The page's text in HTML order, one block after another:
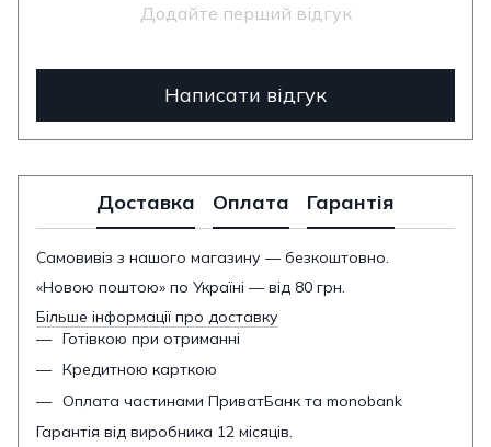
Додайте перший відгук
Написати відгук
Доставка Оплата Гарантія
Самовивіз з нашого магазину — безкоштовно.
«Новою поштою» по Україні — від 80 грн.
Більше інформації про доставку
Готівкою при отриманні
Кредитною карткою
Оплата частинами ПриватБанк та monobank
Гарантія від виробника 12 місяців.